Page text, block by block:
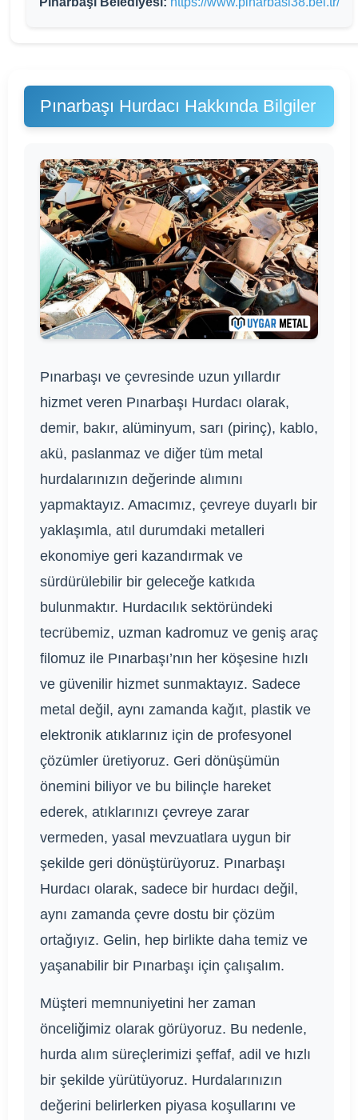
Pınarbaşı Hurdacı Hakkında Bilgiler
Pınarbaşı ve çevresinde uzun yıllardır
hizmet veren Pınarbaşı Hurdacı olarak,
demir, bakır, alüminyum, sarı (pirinç), kablo,
akü, paslanmaz ve diğer tüm metal
hurdalarınızın değerinde alımını
yapmaktayız. Amacımız, çevreye duyarlı bir
yaklaşımla, atıl durumdaki metalleri
ekonomiye geri kazandırmak ve
sürdürülebilir bir geleceğe katkıda
bulunmaktır. Hurdacılık sektöründeki
tecrübemiz, uzman kadromuz ve geniş araç
filomuz ile Pınarbaşı’nın her köşesine hızlı
ve güvenilir hizmet sunmaktayız. Sadece
metal değil, aynı zamanda kağıt, plastik ve
elektronik atıklarınız için de profesyonel
çözümler üretiyoruz. Geri dönüşümün
önemini biliyor ve bu bilinçle hareket
ederek, atıklarınızı çevreye zarar
vermeden, yasal mevzuatlara uygun bir
şekilde geri dönüştürüyoruz. Pınarbaşı
Hurdacı olarak, sadece bir hurdacı değil,
aynı zamanda çevre dostu bir çözüm
ortağıyız. Gelin, hep birlikte daha temiz ve
yaşanabilir bir Pınarbaşı için çalışalım.
Müşteri memnuniyetini her zaman
önceliğimiz olarak görüyoruz. Bu nedenle,
hurda alım süreçlerimizi şeffaf, adil ve hızlı
bir şekilde yürütüyoruz. Hurdalarınızın
değerini belirlerken piyasa koşullarını ve